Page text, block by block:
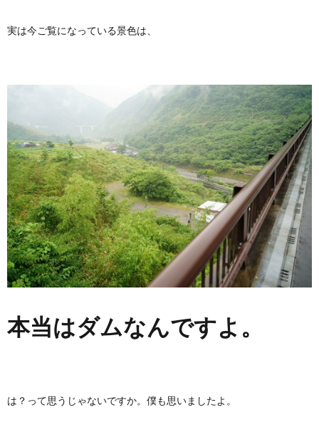
実は今ご覧になっている景色は、
本当はダムなんですよ。
は？って思うじゃないですか。僕も思いましたよ。